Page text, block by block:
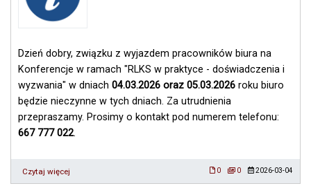
Dzień dobry, związku z wyjazdem pracowników biura na
Konferencje w ramach "RLKS w praktyce - doświadczenia i
wyzwania" w dniach 04.03.2026 oraz 05.03.2026 roku biuro
będzie nieczynne w tych dniach. Za utrudnienia
przepraszamy. Prosimy o kontakt pod numerem telefonu:
667 777 022.
Czytaj więcej
Informacja
0 0 2026-03-04